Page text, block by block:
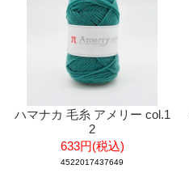
ハマナカ 毛糸 アメリー col.1
2
633円(税込)
4522017437649